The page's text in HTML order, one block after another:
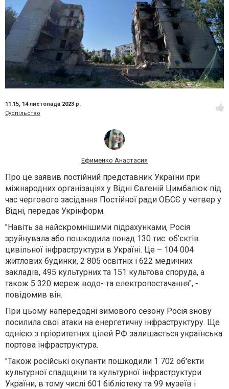
11:15, 14 листопада 2023 р.
Суспільство
Ефименко Анастасия
Про це заявив постійний представник України при
міжнародних організаціях у Відні Євгеній Цимбалюк під
час чергового засідання Постійної ради ОБСЄ у четвер у
Відні, передає Укрінформ.
"Навіть за найскромнішими підрахунками, Росія
зруйнувала або пошкодила понад 130 тис. об’єктів
цивільної інфраструктури в Україні. Це – 104 004
житлових будинки, 2 805 освітніх і 622 медичних
закладів, 495 культурних та 151 культова споруда, а
також 5 320 мереж водо- та електропостачання", -
повідомив він.
При цьому напередодні зимового сезону Росія знову
посилила свої атаки на енергетичну інфраструктуру. Ще
однією з пріоритетних цілей РФ залишається українська
портова інфраструктура.
"Також російські окупанти пошкодили 1 702 об'єкти
культурної спадщини та культурної інфраструктури
України, в тому числі 601 бібліотеку та 99 музеїв і